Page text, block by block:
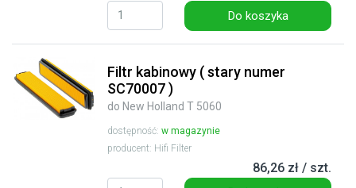
Do koszyka
Filtr kabinowy ( stary numer
SC70007 )
do New Holland T 5060
dostępność: w magazynie
producent: Hifi Filter
86,26 zł / szt.